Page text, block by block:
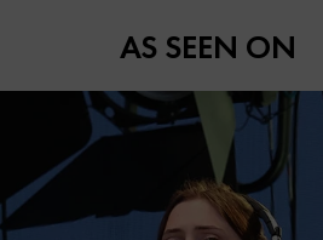
AS SEEN ON